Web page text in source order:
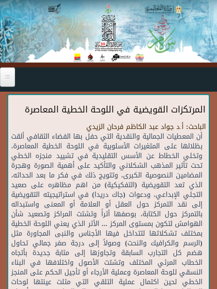
Skip to main content
المرتكزات القويضية في اللوحة الخطية المعاصرة
الباحث: أ.د جواد عبد الكاظم فرحان الزيدي
أن المعطيات الجمالية والنقدية التي حفل بها الفضاء الثقافي ألقت
بظلالها على المتغيرات الأسلوبية في اللوحة الخطية المعاصرة،
وتخلي الخطاط عن الأسس التقليدية في تشييد منجزه الخطي
تحت تأثير المذهب الشكلاني والتأكيد على أهمية الصورة وهجرة
المضامين النصوصية الكبرى، وتتويج ذلك في فكر ما بعد الحداثه،
الذي تعد التقويضية (التفكيكية) من اهم مظاهره على صعيد
التجلي الإبداعي، ودعوات (جاك دريدا) في استراتيجيته التقويضية
إلى نقد التمركز حول العقل أو العلامة أو المعنى واستبداله
بالتمركز حول الكتابة، بوصفها أثراً وتشتت المراكز وتصعيد شأن
الهوامش لتكون بمستوى المركز... الأثر الذي يعني اللوحة الخطية
بمختلف تشكلاتها لتتداخل فيها الأجناس والنبى المجاورة مثل
(الرسم والكرافيك والنحت) وصولاً إلى درجة صفر جمالي تحاول
هضم كل التجارب السابقة وتجاوزها إلى مثابة جديدة بأتجاه
الخطاب المرئي المختلف وتشتت الأصول واختلافها في البناء
النسقي للوحة المعاصرة وعملية الأرجاء أو تأجيل الحكم على المنجز
الخطي لحين اكتمال عملية التلقي التي مثلت عينتها لوحات